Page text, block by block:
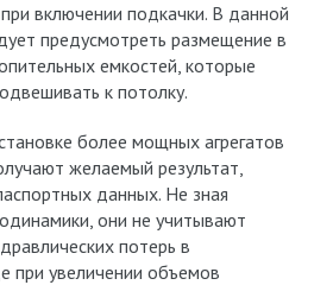
включении подкачки. В данной
предусмотреть размещение в
емкостей, которые
к потолку.
более мощных агрегатов
желаемый результат,
данных. Не зная
они не учитывают
потерь в
при увеличении объемов